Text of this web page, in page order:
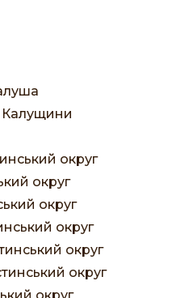
Калущини
округ
округ
округ
округ
округ
округ